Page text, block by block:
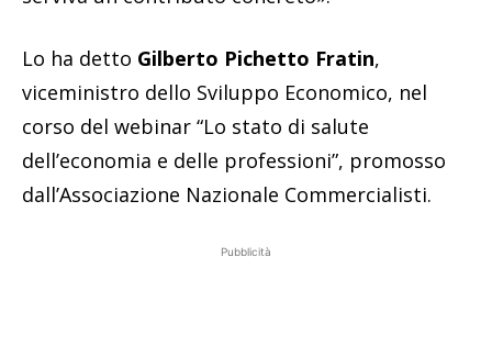
Lo ha detto Gilberto Pichetto Fratin,
viceministro dello Sviluppo Economico, nel
corso del webinar “Lo stato di salute
dell’economia e delle professioni”, promosso
dall’Associazione Nazionale Commercialisti.
Pubblicità